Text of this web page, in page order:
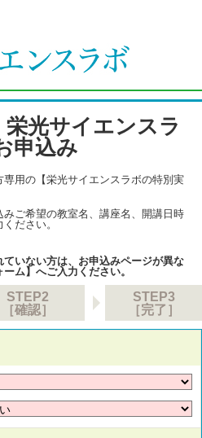
栄光サイエンスラ
申込み
用の【栄光サイエンスラボの特別実
みご希望の教室名、講座名、開講日時
ださい。
いない方は、お申込みページが異な
ム】 へご入力ください。
STEP2
［確認］
STEP3
［完了］